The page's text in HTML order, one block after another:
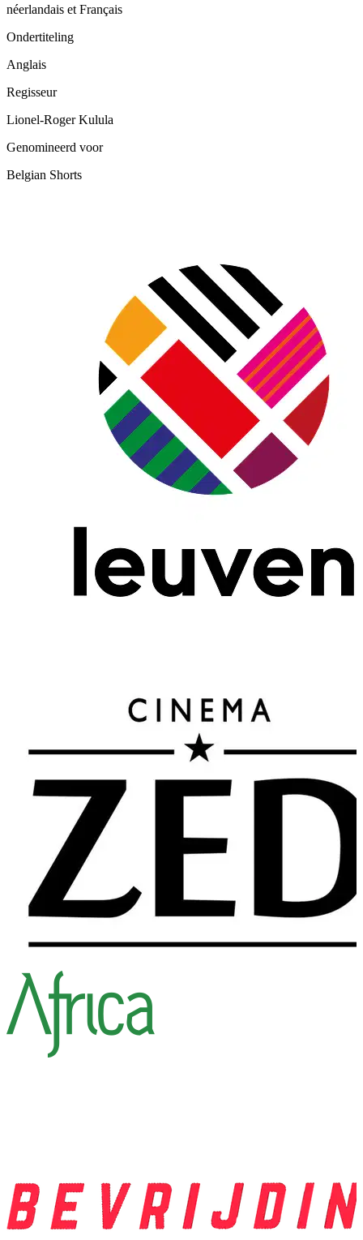
néerlandais et Français
Ondertiteling
Anglais
Regisseur
Lionel-Roger Kulula
Genomineerd voor
Belgian Shorts